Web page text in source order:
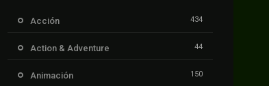
Acción 434
Action & Adventure 44
Animación 150